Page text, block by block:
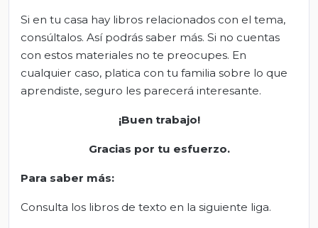
Si en tu casa hay libros relacionados con el tema,
consúltalos. Así podrás saber más. Si no cuentas
con estos materiales no te preocupes. En
cualquier caso, platica con tu familia sobre lo que
aprendiste, seguro les parecerá interesante.
¡Buen trabajo!
Gracias por tu esfuerzo.
Para saber más:
Consulta los libros de texto en la siguiente liga.